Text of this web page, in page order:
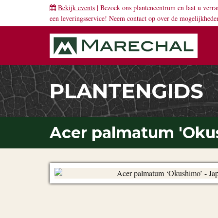
Bekijk events | Bezoek ons plantencentrum en laat u
een leveringsservice! Neem contact op over de
PLANTENGIDS
Acer palmatum